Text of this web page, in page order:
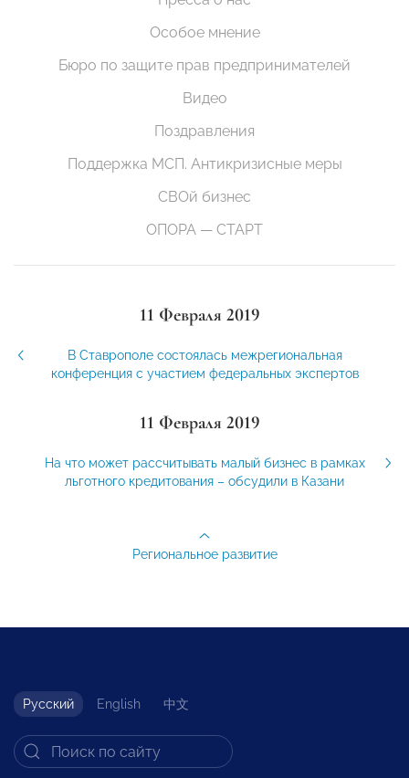
Особое мнение
Бюро по защите прав предпринимателей
Видео
Поздравления
Поддержка МСП. Антикризисные меры
СВОй бизнес
ОПОРА — СТАРТ
11 Февраля 2019
В Ставрополе состоялась межрегиональная
конференция с участием федеральных экспертов
11 Февраля 2019
На что может рассчитывать малый бизнес в рамках
льготного кредитования – обсудили в Казани
Региональное развитие
Русский English 中文